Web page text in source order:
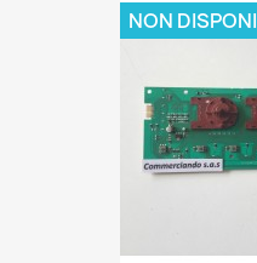
NON